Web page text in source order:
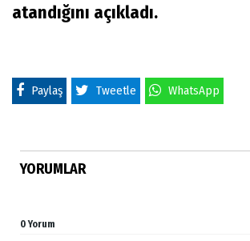
atandığını açıkladı.
Paylaş Tweetle WhatsApp
YORUMLAR
0 Yorum